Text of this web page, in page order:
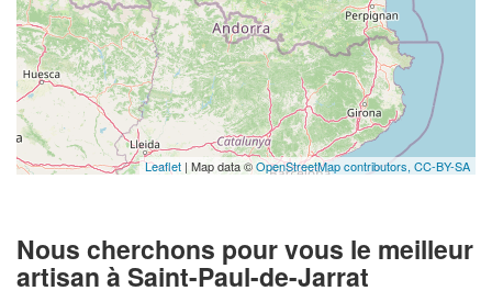
Leaflet | Map data ©OpenStreetMap contributors, CC-BY-SA
Nous cherchons pour vous le meilleur
artisan à Saint-Paul-de-Jarrat